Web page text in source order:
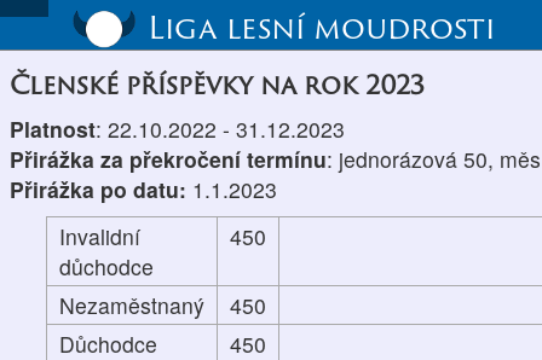
Liga lesní moudrosti
Členské příspěvky na rok 2023
Platnost: 22.10.2022 - 31.12.2023
Přirážka za překročení termínu: jednorázová 50,
Přirážka po datu: 1.1.2023
Invalidní
důchodce
450
Nezaměstnaný
450
Důchodce
450